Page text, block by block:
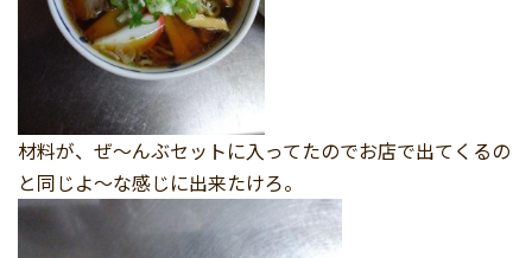
材料が、ぜ～んぶセットに入ってたのでお店で出てくるの
と同じよ～な感じに出来たけろ。